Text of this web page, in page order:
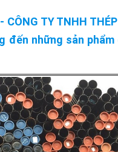
TY TNHH
đến những sản